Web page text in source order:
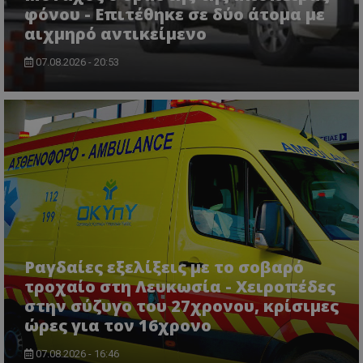
φόνου - Επιτέθηκε σε δύο άτομα με
αιχμηρό αντικείμενο
07.08.2026 - 20:53
Ραγδαίες εξελίξεις με το σοβαρό
τροχαίο στη Λευκωσία - Χειροπέδες
στην σύζυγο του 27χρονου, κρίσιμες
ώρες για τον 16χρονο
07.08.2026 - 16:46
ASP.NET_SessionId
Microsoft Corporation